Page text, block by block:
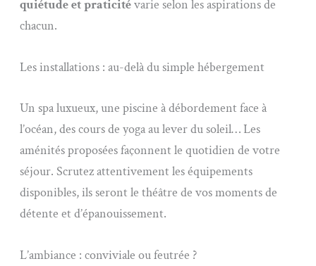
quiétude et praticitévarie selon les aspirations de
chacun.
Les installations : au-delà du simple hébergement
Un spa luxueux, une piscine à débordement face à
l’océan, des cours de yoga au lever du soleil… Les
aménités proposées façonnent le quotidien de votre
séjour. Scrutez attentivement les équipements
disponibles, ils seront le théâtre de vos moments de
détente et d’épanouissement.
L’ambiance : conviviale ou feutrée ?